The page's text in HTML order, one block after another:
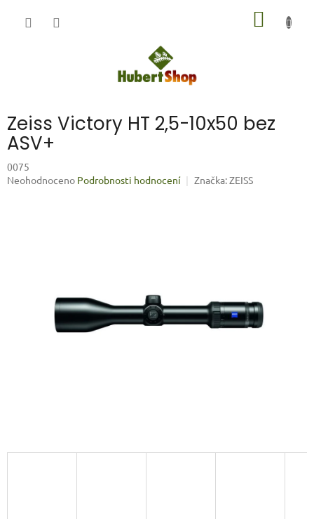
Zeiss Victory HT 2,5-10x50 bez
ASV+
0075
Průměrné
Neohodnoceno Podrobnosti hodnocení Značka:ZEISS